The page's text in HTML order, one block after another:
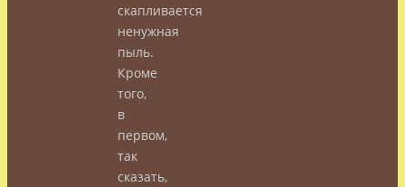
скапливается
ненужная
пыль.
Кроме
того,
в
первом,
так
сказать,